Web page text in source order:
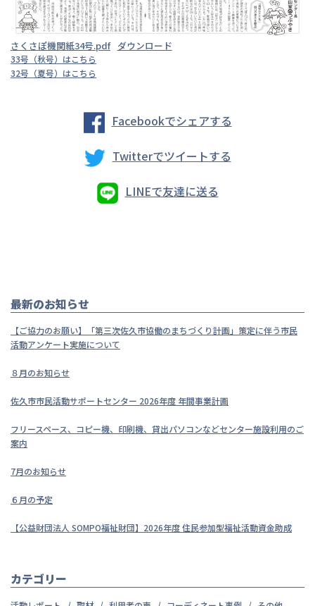
さくさぽ機関紙34号.pdf ダウンロード
33号（秋号）はこちら
32号（夏号）はこちら
Facebookでシェアする
Twitterでツイートする
LINEで友達に送る
最新のお知らせ
【ご協力のお願い】「第三次佐久市協働のまちづくり計画」策定に伴う市民
活動アンケート実施について
８月のお知らせ
佐久市市民活動サポートセンター 2026年度 年間事業計画
フリースペース、コピー機、印刷機、貸出パソコンなどセンター施設利用のご
案内
7月のお知らせ
６月の予定
【公益財団法人 SOMPO福祉財団】2026年度 住民参加型福祉活動資金助成
カテゴリー